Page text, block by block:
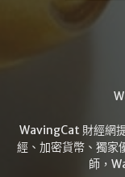
WavingCat 財經網
經、加密貨幣、獨家
師，